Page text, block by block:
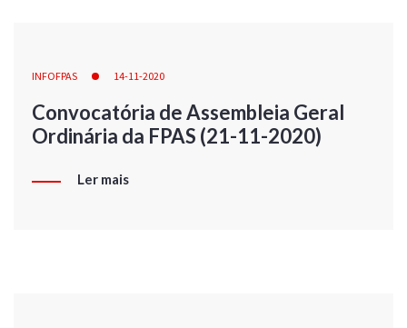
INFOFPAS 14-11-2020
Convocatória de Assembleia Geral
Ordinária da FPAS (21-11-2020)
Ler mais